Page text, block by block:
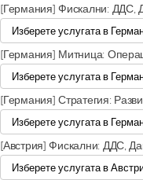
[Германия] Фискални: ДДС,
[Германия] Митница:
[Германия] Стратегия:
[Австрия] Фискални: ДДС,